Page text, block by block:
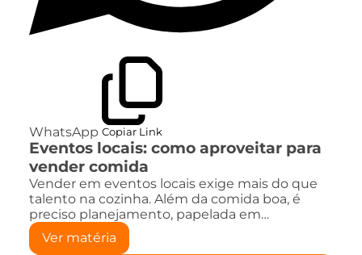
WhatsApp Copiar Link
Eventos locais: como aproveitar para
vender comida
Vender em eventos locais exige mais do que
talento na cozinha. Além da comida boa, é
preciso planejamento, papelada em…
Ver matéria